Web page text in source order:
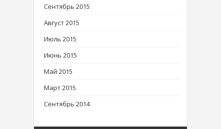
Сентябрь 2015
Август 2015
Июль 2015
Июнь 2015
Май 2015
Март 2015
Сентябрь 2014